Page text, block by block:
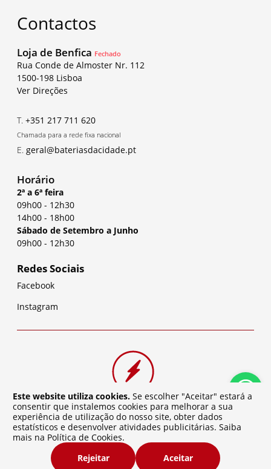
Contactos
Loja de Benfica Fechado
Rua Conde de Almoster Nr. 112
1500-198 Lisboa
Ver Direções
T. +351 217 711 620
Chamada para a rede fixa nacional
E. geral@bateriasdacidade.pt
Horário
2ª a 6ª feira
09h00 - 12h30
14h00 - 18h00
Sábado de Setembro a Junho
09h00 - 12h30
Redes Sociais
Facebook
Instagram
2026 Baterias da Cidade | Desenvolvido por
Atelier de
Software
Este website utiliza cookies. Se escolher "Aceitar" estará a
consentir que instalemos cookies para melhorar a sua
experiência de utilização do nosso site, obter dados
estatísticos e desenvolver atividades publicitárias. Saiba
mais na Política de Cookies.
Rejeitar
Aceitar